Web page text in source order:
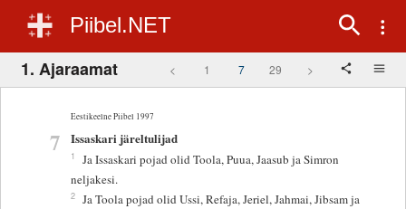
Piibel.NET
1. Ajaraamat < 1 7 29 >
Eestikeelne Piibel 1997
7 Issaskari järeltulijad
1
Ja Issaskari pojad olid Toola, Puua, Jaasub ja Simron
neljakesi.
2 Ja Toola pojad olid Ussi, Refaja, Jeriel, Jahmai, Jibsam ja